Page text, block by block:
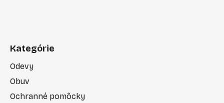
Kategórie
Odevy
Obuv
Ochranné pomôcky